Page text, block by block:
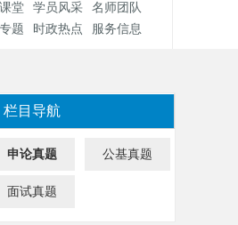
年真题 模拟试题
堂 学员风采
名师团队
题
时政热点 服务信息
栏目导航
申论真题 公基真题
面试真题